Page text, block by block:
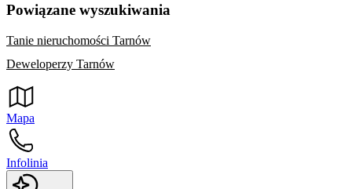
Powiązane wyszukiwania
Tanie nieruchomości Tarnów
Deweloperzy Tarnów
Mapa
Infolinia